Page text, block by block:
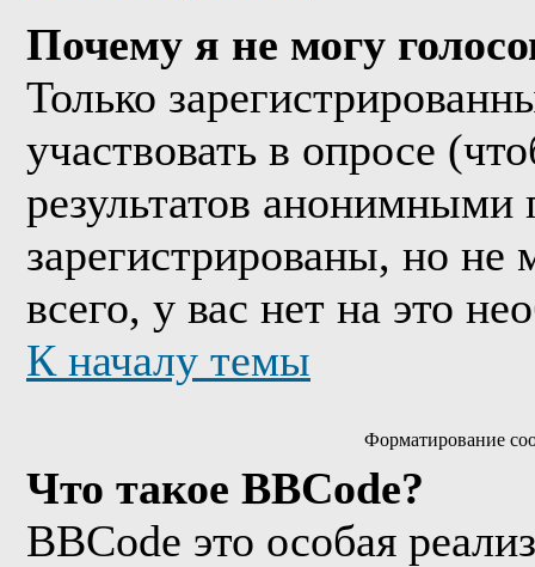
Почему я не могу
Только
участвовать в опросе
результатов
зарегистрированы, но не
всего, у вас нет на это
К началу темы
Форматирование
Что такое BBCode?
BBCode это особая